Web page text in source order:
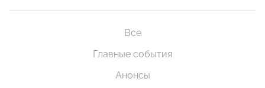
Все
Главные события
Анонсы